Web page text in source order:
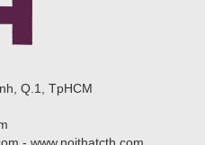
Q.1, TpHCM